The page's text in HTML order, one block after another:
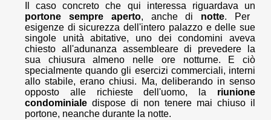
Il caso concreto che qui interessa riguardava un
portone sempre aperto, anche di notte. Per
esigenze di sicurezza dell'intero palazzo e delle sue
singole unità abitative, uno dei condomini aveva
chiesto all'adunanza assembleare di prevedere la
sua chiusura almeno nelle ore notturne. E ciò
specialmente quando gli esercizi commerciali, interni
allo stabile, erano chiusi. Ma, deliberando in senso
opposto alle richieste dell'uomo, la riunione
condominiale dispose di non tenere mai chiuso il
portone, neanche durante la notte.